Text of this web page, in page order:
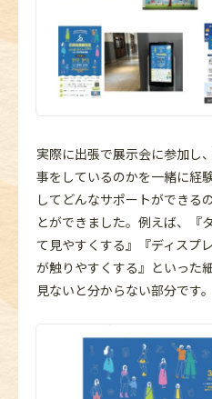
実際に出張で展示会に参加し
事をしているのかを一緒に経
してどんなサポートができる
とができました。例えば、『
て見やすくする』『ディスプ
が触りやすくする』といった
見ないと分からない部分です。